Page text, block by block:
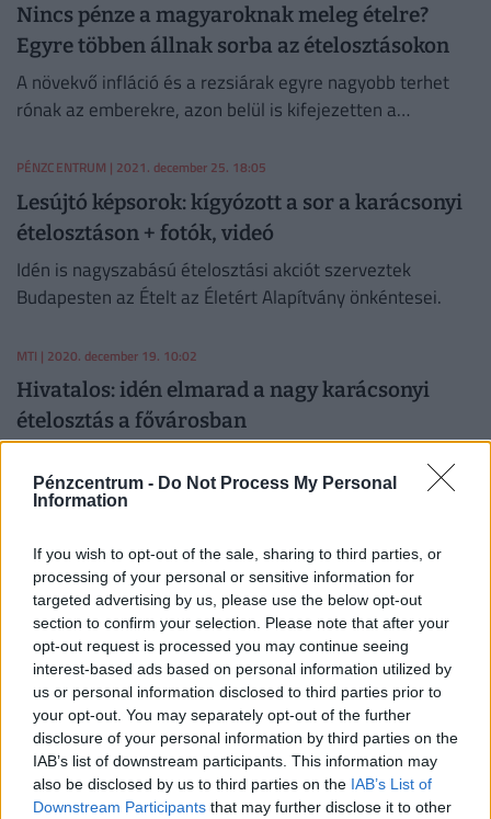
Pénzcentrum - Do Not Process My Personal
Information
If you wish to opt-out of the sale, sharing to third parties, or
processing of your personal or sensitive information for
targeted advertising by us, please use the below opt-out
section to confirm your selection. Please note that after your
opt-out request is processed you may continue seeing
interest-based ads based on personal information utilized by
us or personal information disclosed to third parties prior to
your opt-out. You may separately opt-out of the further
disclosure of your personal information by third parties on the
IAB’s list of downstream participants. This information may
also be disclosed by us to third parties on the IAB’s List of
Downstream Participants that may further disclose it to other
Nincs pénze a magyaroknak meleg ételre?
Egyre többen állnak sorba az ételosztásokon
A növekvő infláció és a rezsiárak egyre nagyobb terhet
rónak az emberekre, azon belül is kifejezetten a
sorba meleg ételért.
PÉNZCENTRUM | 2021. december 25. 18:05
Lesújtó képsorok: kígyózott a sor a karácsonyi
ételosztáson + fotók, videó
Idén is nagyszabású ételosztási akciót szerveztek
Budapesten az Ételt az Életért Alapítvány önkéntesei.
MTI | 2020. december 19. 10:02
Hivatalos: idén elmarad a nagy karácsonyi
ételosztás a fővárosban
MTI| 2019. december 25. 16:31
szívszorító fotók
Ételt osztott a Magyarországi Krisna-tudatú Hívők
Közössége.
HVG.HU| 2019. április 29. 10:01
Éhségsor Budapesten: majd 1000-en álltak
sorban ételért
Ez többet mond minden leírt szónál.